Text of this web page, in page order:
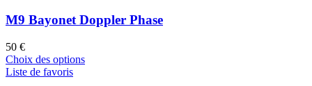
M9 Bayonet Doppler Phase
50 €
Choix des options
Liste de favoris